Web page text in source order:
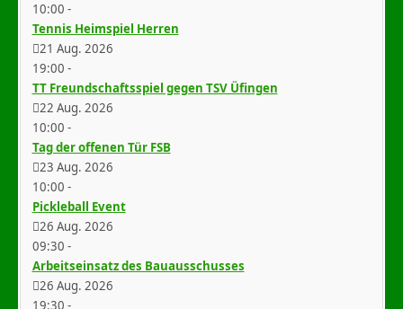
10:00 -
Tennis Heimspiel Herren
21 Aug. 2026
19:00 -
TT Freundschaftsspiel gegen TSV Üfingen
22 Aug. 2026
10:00 -
Tag der offenen Tür FSB
23 Aug. 2026
10:00 -
Pickleball Event
26 Aug. 2026
09:30 -
Arbeitseinsatz des Bauausschusses
26 Aug. 2026
19:30 -